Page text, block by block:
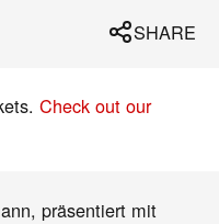
SHARE
Check out our
präsentiert mit